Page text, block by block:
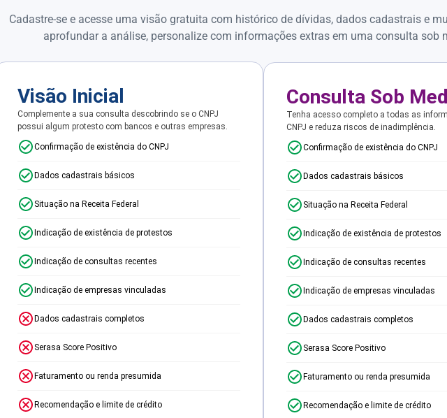
Cadastre-se e acesse uma visão gratuita com histórico de dívidas, dados cadastrais e
aprofundar a análise, personalize com informações extras em uma consulta sob
Visão Inicial
Complemente a sua consulta descobrindo se o CNPJ
possui algum protesto com bancos e outras empresas.
Confirmação de existência do CNPJ
Dados cadastrais básicos
Situação na Receita Federal
Indicação de existência de protestos
Indicação de consultas recentes
Indicação de empresas vinculadas
Dados cadastrais completos
Serasa Score Positivo
Faturamento ou renda presumida
Recomendação e limite de crédito
Consulta Sob
Tenha acesso completo a todas as
CNPJ e reduza riscos de inadimplência.
Confirmação de existência do CNPJ
Dados cadastrais básicos
Situação na Receita Federal
Indicação de existência de protestos
Indicação de consultas recentes
Indicação de empresas vinculadas
Dados cadastrais completos
Serasa Score Positivo
Faturamento ou renda presumida
Recomendação e limite de crédito